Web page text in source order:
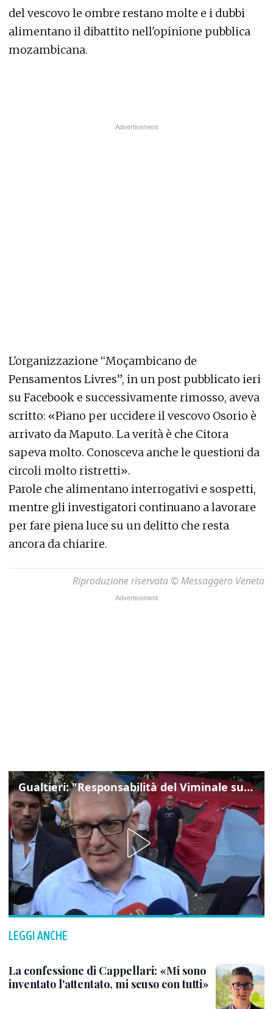
del vescovo le ombre restano molte e i dubbi
alimentano il dibattito nell'opinione pubblica
mozambicana.
L'organizzazione “Moçambicano de
Pensamentos Livres”, in un post pubblicato ieri
su Facebook e successivamente rimosso, aveva
scritto: «Piano per uccidere il vescovo Osorio è
arrivato da Maputo. La verità è che Citora
sapeva molto. Conosceva anche le questioni da
circoli molto ristretti».
Parole che alimentano interrogativi e sospetti,
mentre gli investigatori continuano a lavorare
per fare piena luce su un delitto che resta
ancora da chiarire.
Riproduzione riservata © Messaggero Veneto
Gualtieri: "Responsabilità del Viminale su Spin Time? La posizione dei partiti è nota"
LEGGI ANCHE
La confessione di Cappellari: «Mi sono
inventato l'attentato, mi scuso con tutti»